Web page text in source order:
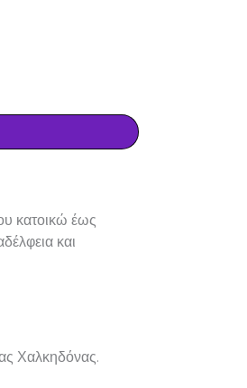
κατοικώ έως
και
Χαλκηδόνας.